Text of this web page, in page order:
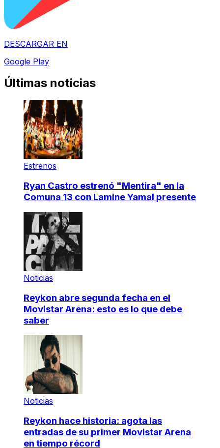
DESCARGAR EN
Google Play
Últimas noticias
Estrenos
Ryan Castro estrenó "Mentira" en la
Comuna 13 con Lamine Yamal presente
Noticias
Reykon abre segunda fecha en el
Movistar Arena: esto es lo que debe
saber
Noticias
Reykon hace historia: agota las
entradas de su primer Movistar Arena
en tiempo récord